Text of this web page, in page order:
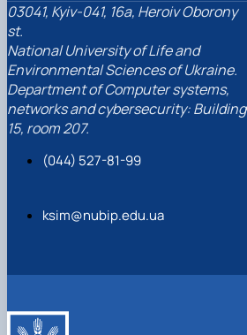
03041, Kyiv-041, 16a, Heroiv Oborony
st.
National University of Life and
Environmental Sciences of Ukraine.
Department of Computer systems,
networks and cybersecurity: Building
15, room 207.
(044) 527-81-99
ksim@nubip.edu.ua